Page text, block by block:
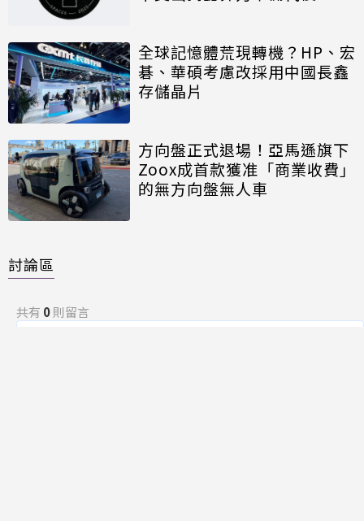
全球記憶體荒現轉機？HP、宏
碁、華碩考慮改採用中國長鑫
存儲晶片
方向盤正式退場！亞馬遜旗下
Zoox成首款獲准「商業收費」
的無方向盤無人車
討論區
共有 0則留言